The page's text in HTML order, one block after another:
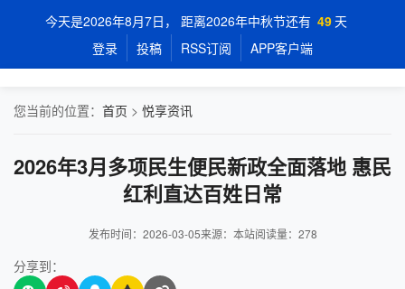
今天是2026年8月7日， 距离2026年中秋节还有 49 天
登录
投稿 RSS订阅 APP客户端
您当前的位置： 首页 > 悦享资讯
2026年3月多项民生便民新政全面落地 惠民
红利直达百姓日常
发布时间：2026-03-05来源：本站阅读量： 278
分享到：